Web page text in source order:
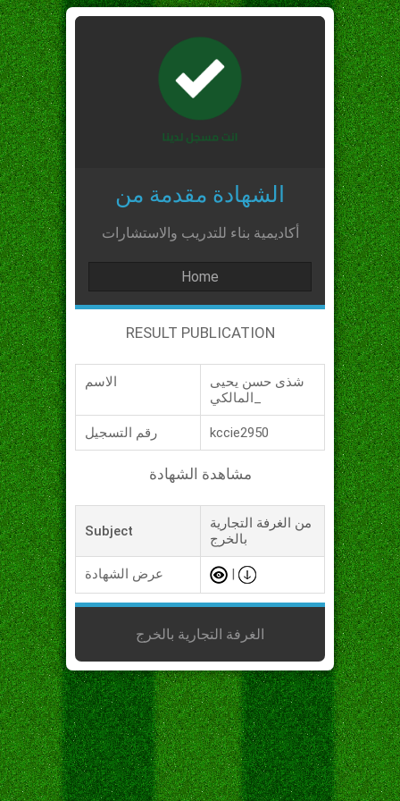
الشهادة مقدمة من
أكاديمية بناء للتدريب والاستشارات
Home
RESULT PUBLICATION
الاسم
شذى حسن يحيى
رقم التسجيل kccie2950
مشاهدة الشهادة
Subject
من الغرفة التجارية
بالخرج
عرض الشهادة
الغرفة التجارية بالخرج